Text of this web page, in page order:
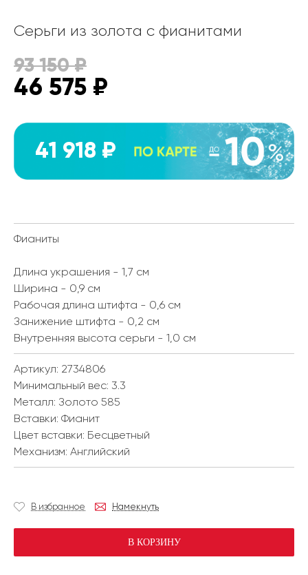
Серьги из золота с фианитами
93 150₽
46 575 ₽
41 918 ₽
Фианиты
Длина украшения - 1,7 см
Ширина - 0,9 см
Рабочая длина штифта - 0,6 см
Занижение штифта - 0,2 см
Внутренняя высота серьги - 1,0 см
Артикул: 2734806
Минимальный вес: 3.3
Металл: Золото 585
Вставки: Фианит
Цвет вставки: Бесцветный
Механизм: Английский
В избранное Намекнуть
В КОРЗИНУ